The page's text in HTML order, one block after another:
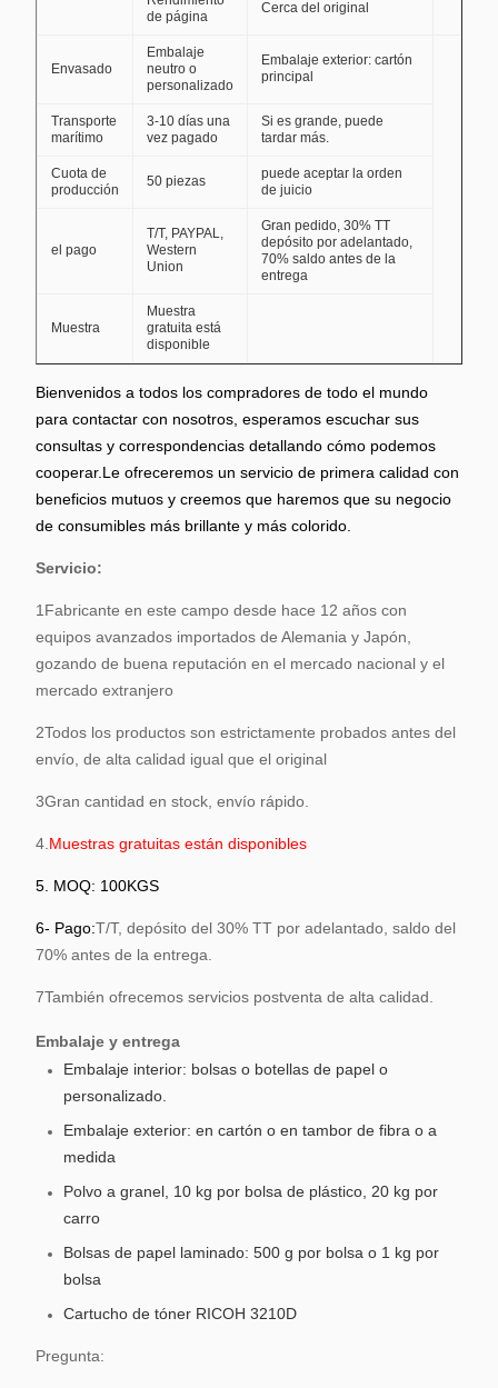
de página
Cerca del original
Envasado
Embalaje
neutro o
personalizado
Embalaje exterior: cartón
principal
Transporte
marítimo
3-10 días una
vez pagado
Si es grande, puede
tardar más.
Cuota de
producción
50 piezas
puede aceptar la orden
de juicio
el pago
T/T, PAYPAL,
Western
Union
Gran pedido, 30% TT
depósito por adelantado,
70% saldo antes de la
entrega
Muestra
Muestra
gratuita está
disponible
Bienvenidos a todos los compradores de todo el mundo
para contactar con nosotros, esperamos escuchar sus
consultas y correspondencias detallando cómo podemos
cooperar.Le ofreceremos un servicio de primera calidad con
beneficios mutuos y creemos que haremos que su negocio
de consumibles más brillante y más colorido.
Servicio:
1Fabricante en este campo desde hace 12 años con
equipos avanzados importados de Alemania y Japón,
gozando de buena reputación en el mercado nacional y el
mercado extranjero
2Todos los productos son estrictamente probados antes del
envío, de alta calidad igual que el original
3Gran cantidad en stock, envío rápido.
4. Muestras gratuitas están disponibles
5. MOQ: 100KGS
6- Pago:T/T, depósito del 30% TT por adelantado, saldo del
70% antes de la entrega.
7También ofrecemos servicios postventa de alta calidad.
Embalaje y entrega
Embalaje interior: bolsas o botellas de papel o
personalizado.
Embalaje exterior: en cartón o en tambor de fibra o a
medida
Polvo a granel, 10 kg por bolsa de plástico, 20 kg por
carro
Bolsas de papel laminado: 500 g por bolsa o 1 kg por
bolsa
Cartucho de tóner RICOH 3210D
Pregunta: